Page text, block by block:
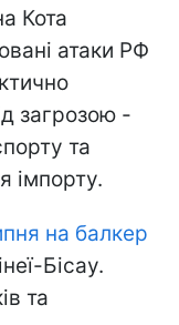
Кота
атаки РФ
загрозою -
та
імпорту.
на балкер
Бісау.
та